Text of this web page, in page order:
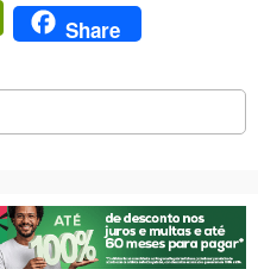
PrintFriendly
Share